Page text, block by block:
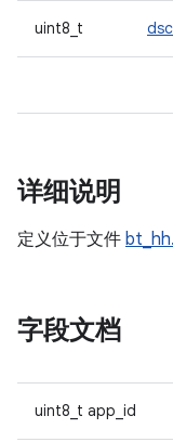
uint8_t
详细说明
定义位于文件
字段文档
uint8_t app_id